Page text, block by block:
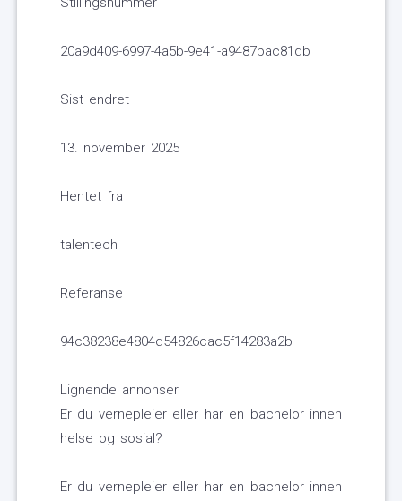
20a9d409-6997-4a5b-9e41-a9487bac81db
Sist endret
13. november 2025
Hentet fra
talentech
Referanse
94c38238e4804d54826cac5f14283a2b
Lignende annonser
Er du vernepleier eller har en bachelor innen
helse og sosial?
Er du vernepleier eller har en bachelor innen